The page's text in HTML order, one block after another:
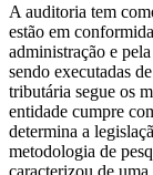
A auditoria tem
estão em
administração e
sendo executadas
tributária segue os
entidade cumpre
determina a
metodologia de
caracterizou de